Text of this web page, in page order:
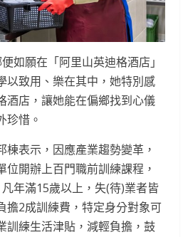
如願在「阿里山英迪格酒店」
以致用、樂在其中，她特別感
酒店，讓她能在偏鄉找到心儀
珍惜。
棟表示，因應產業趨勢變革，
開辦上百門職前訓練課程，
年滿15歲以上，失(待)業者皆
擔2成訓練費，特定身分對象可
訓練生活津貼，減輕負擔，鼓